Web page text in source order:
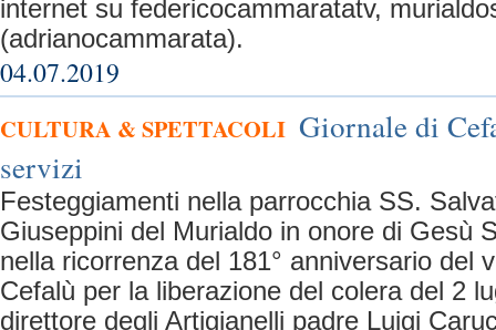
internet su federicocammaratatv,
(adrianocammarata).
04.07.2019
CULTURA & SPETTACOLI Giornale di
servizi
Festeggiamenti nella parrocchia SS.
Giuseppini del Murialdo in onore di Gesù
nella ricorrenza del 181° anniversario del
Cefalù per la liberazione del colera del 2
direttore degli Artigianelli padre Luigi